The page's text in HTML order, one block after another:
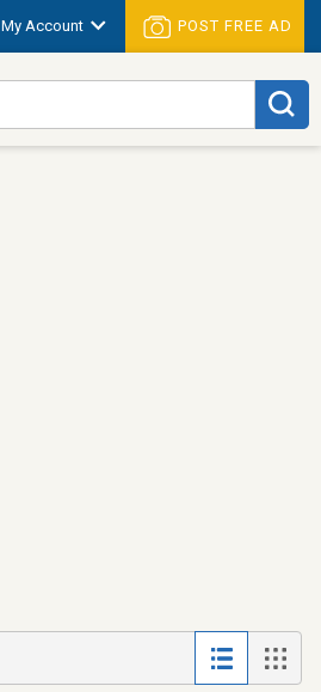
My Account POST FREE AD